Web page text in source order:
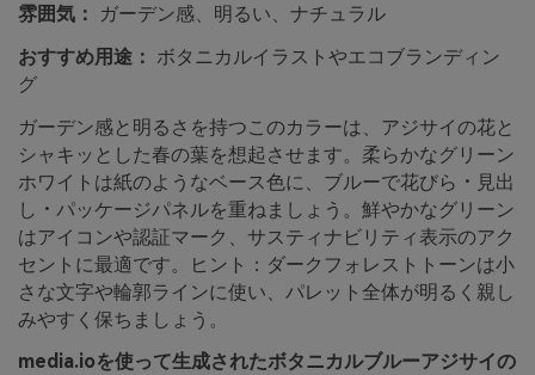
雰囲気：
ガーデン感、明るい、ナチュラル
おすすめ用途： ボタニカルイラストやエコブランディン
グ
ガーデン感と明るさを持つこのカラーは、アジサイの花と
シャキッとした春の葉を想起させます。柔らかなグリーン
ホワイトは紙のようなベース色に、ブルーで花びら・見出
し・パッケージパネルを重ねましょう。鮮やかなグリーン
はアイコンや認証マーク、サスティナビリティ表示のアク
セントに最適です。ヒント：ダークフォレストトーンは小
さな文字や輪郭ラインに使い、パレット全体が明るく親し
みやすく保ちましょう。
media.ioを使って生成されたボタニカルブルーアジサイの